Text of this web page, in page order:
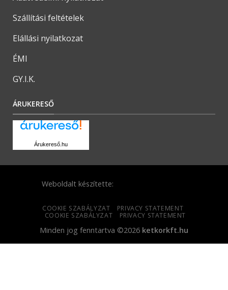
Szállítási feltételek
Elállási nyilatkozat
ÉMI
GY.I.K.
ÁRUKERESŐ
Árukereső.hu
Weboldalt készítette:
COOKIE SZABÁLYZAT
PRIVACY STATEMENT
COOKIE SZABÁLYZAT
PRIVACY STATEMENT
Minden jog fenntartva ©2026 ketkorkft.hu